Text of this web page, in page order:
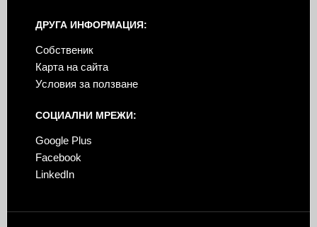
ДРУГА ИНФОРМАЦИЯ:
Собственик
Карта на сайта
Условия за ползване
СОЦИАЛНИ МРЕЖИ:
Google Plus
Facebook
LinkedIn